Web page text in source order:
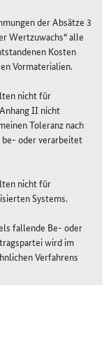
der Absätze 3
Wertzuwachs“ alle
Kosten
Vormaterialien.
nicht für
II nicht
Toleranz nach
oder verarbeitet
nicht für
Systems.
fallende Be- oder
wird im
Verfahrens